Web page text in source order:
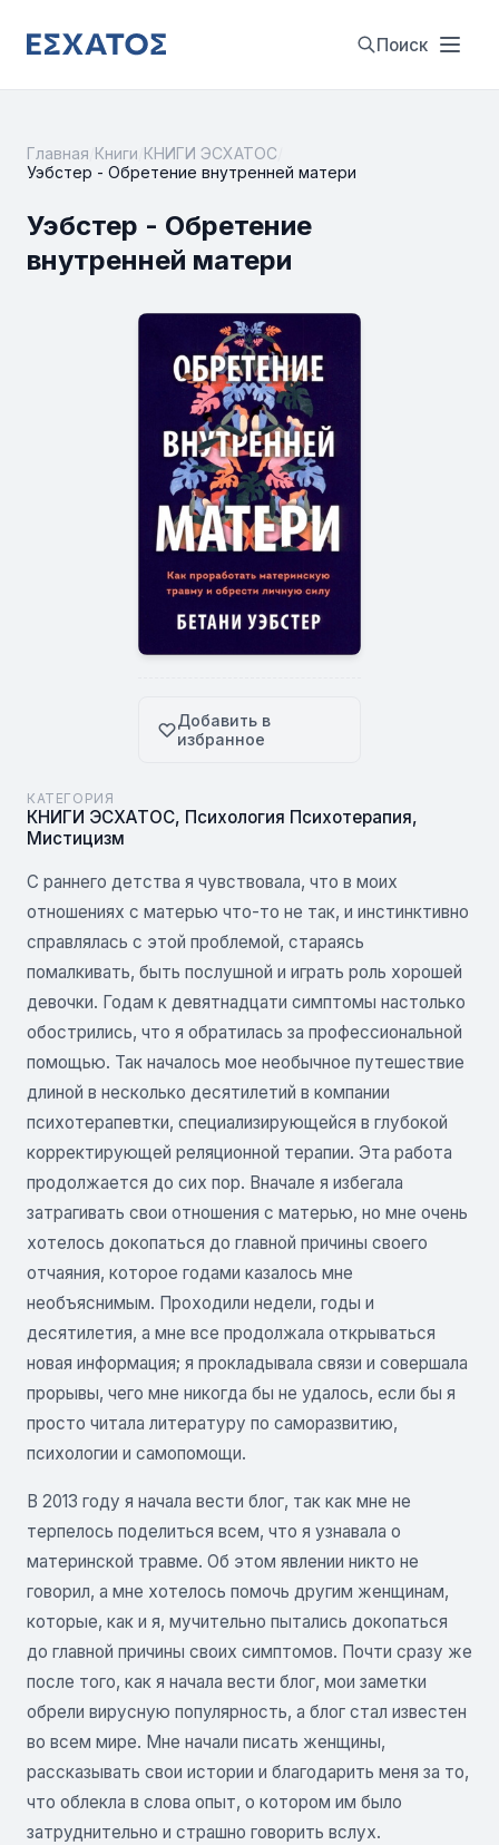
Поиск
Главная Книги КНИГИ ЭСХАТОС
Уэбстер - Обретение внутренней матери
Уэбстер - Обретение
внутренней матери
Добавить в
избранное
КАТЕГОРИЯ
КНИГИ ЭСХАТОС, Психология Психотерапия,
Мистицизм
С раннего детства я чувствовала, что в моих
отношениях с матерью что-то не так, и инстинктивно
справлялась с этой проблемой, стараясь
помалкивать, быть послушной и играть роль хорошей
девочки. Годам к девятнадцати симптомы настолько
обострились, что я обратилась за профессиональной
помощью. Так началось мое необычное путешествие
длиной в несколько десятилетий в компании
психотерапевтки, специализирующейся в глубокой
корректирующей реляционной терапии. Эта работа
продолжается до сих пор. Вначале я избегала
затрагивать свои отношения с матерью, но мне очень
хотелось докопаться до главной причины своего
отчаяния, которое годами казалось мне
необъяснимым. Проходили недели, годы и
десятилетия, а мне все продолжала открываться
новая информация; я прокладывала связи и совершала
прорывы, чего мне никогда бы не удалось, если бы я
просто читала литературу по саморазвитию,
психологии и самопомощи.
В 2013 году я начала вести блог, так как мне не
терпелось поделиться всем, что я узнавала о
материнской травме. Об этом явлении никто не
говорил, а мне хотелось помочь другим женщинам,
которые, как и я, мучительно пытались докопаться
до главной причины своих симптомов. Почти сразу же
после того, как я начала вести блог, мои заметки
обрели вирусную популярность, а блог стал известен
во всем мире. Мне начали писать женщины,
рассказывать свои истории и благодарить меня за то,
что облекла в слова опыт, о котором им было
затруднительно и страшно говорить вслух.